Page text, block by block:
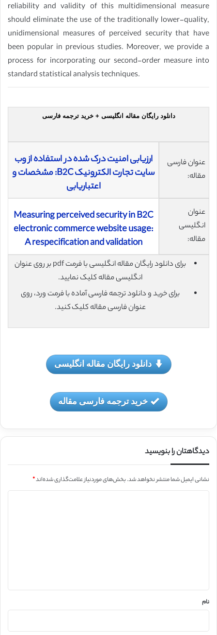
reliability and validity of this multidimensional measure
should eliminate the use of the traditionally lower-quality,
unidimensional measures of perceived security that have
been popular in previous studies. Moreover, we provide a
process for incorporating our second-order measure into
standard statistical analysis techniques.
دانلود رایگان مقاله انگلیسی + خرید ترجمه فارسی
عنوان فارسی
مقاله:
ارزیابی امنیت درک شده در استفاده از وب
‌سایت تجارت الکترونیک B2C: مشخصات و
اعتباریابی
عنوان
انگلیسی
مقاله:
Measuring perceived security in B2C
electronic commerce website usage:
A respecification and validation
برای دانلود رایگان مقاله انگلیسی با فرمت pdf بر روی عنوان
انگلیسی مقاله کلیک نمایید.
برای خرید و دانلود ترجمه فارسی آماده با فرمت ورد، روی
عنوان فارسی مقاله کلیک کنید.
دانلود رایگان مقاله انگلیسی
خرید ترجمه فارسی مقاله
دیدگاهتان را بنویسید
نشانی ایمیل شما منتشر نخواهد شد.بخش‌های موردنیاز علامت‌گذاری شده‌اند*
نام